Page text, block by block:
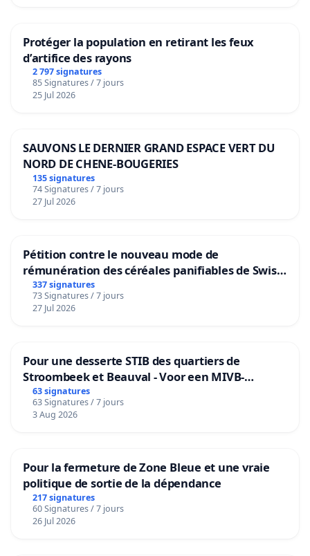
Protéger la population en retirant les feux
d’artifice des rayons
2 797 signatures
85 Signatures / 7 jours
25 Jul 2026
SAUVONS LE DERNIER GRAND ESPACE VERT DU
NORD DE CHENE-BOUGERIES
135 signatures
74 Signatures / 7 jours
27 Jul 2026
Pétition contre le nouveau mode de
rémunération des céréales panifiables de Swiss
granum basé sur la teneur en protéines
337 signatures
73 Signatures / 7 jours
27 Jul 2026
Pour une desserte STIB des quartiers de
Stroombeek et Beauval - Voor een MIVB-
bediening van de wijken Strombeek en Het
Voor
63 signatures
63 Signatures / 7 jours
3 Aug 2026
Pour la fermeture de Zone Bleue et une vraie
politique de sortie de la dépendance
217 signatures
60 Signatures / 7 jours
26 Jul 2026